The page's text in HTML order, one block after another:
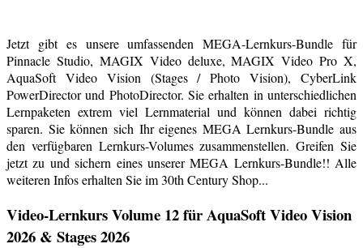
Jetzt gibt es unsere umfassenden MEGA-Lernkurs-Bundle für
Pinnacle Studio, MAGIX Video deluxe, MAGIX Video Pro X,
AquaSoft Video Vision (Stages / Photo Vision), CyberLink
PowerDirector und PhotoDirector. Sie erhalten in unterschiedlichen
Lernpaketen extrem viel Lernmaterial und können dabei richtig
sparen. Sie können sich Ihr eigenes MEGA Lernkurs-Bundle aus
den verfügbaren Lernkurs-Volumes zusammenstellen. Greifen Sie
jetzt zu und sichern eines unserer MEGA Lernkurs-Bundle!! Alle
weiteren Infos erhalten Sie im 30th Century Shop...
Video-Lernkurs Volume 12 für AquaSoft Video Vision
2026 & Stages 2026